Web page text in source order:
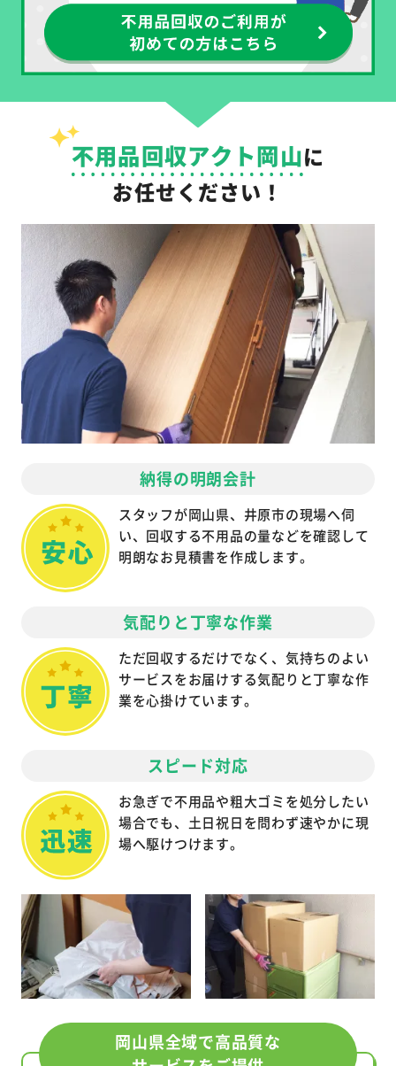
不用品回収アクト岡山に
お任せください！
納得の明朗会計
スタッフが岡山県、井原市の現場へ伺
い、回収する不用品の量などを確認して
明朗なお見積書を作成します。
気配りと丁寧な作業
ただ回収するだけでなく、気持ちのよい
サービスをお届けする気配りと丁寧な作
業を心掛けています。
スピード対応
お急ぎで不用品や粗大ゴミを処分したい
場合でも、土日祝日を問わず速やかに現
場へ駆けつけます。
岡山県全域で高品質な